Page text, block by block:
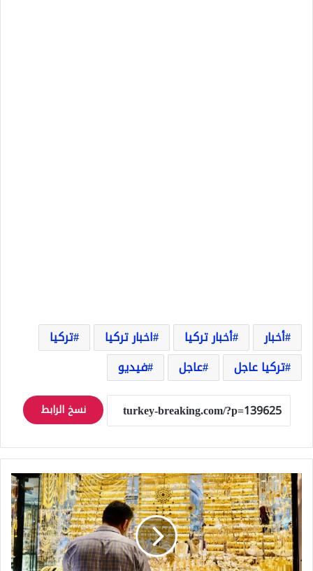
أخبار أخبار تركيا اخبار تركيا
تركيا
تركيا عاجل
عاجل فيديو
نسخ الرابط
أسعار
الذهب
في
تركيا
عيار
24